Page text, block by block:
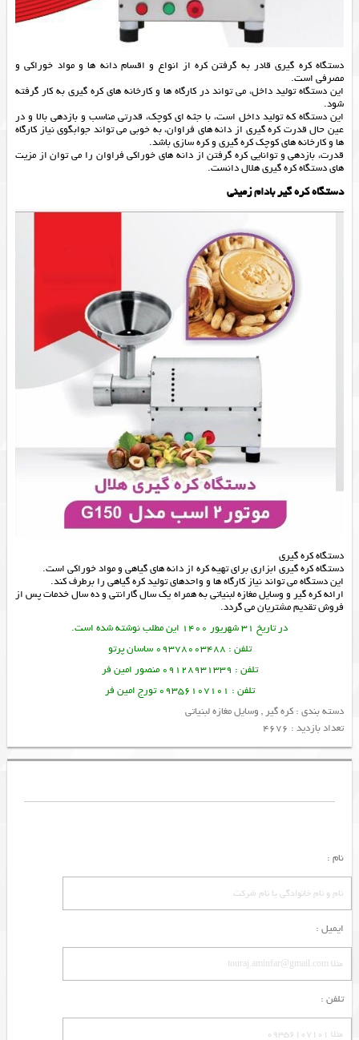
دستگاه کره گیری قادر به گرفتن کره از انواع و اقسام دانه ها و مواد خوراکی و
مصرفی است.
این دستگاه تولید داخل، می تواند در کارگاه ها و کارخانه های کره گیری به کار گرفته
شود.
این دستگاه که تولید داخل است، با جثه ای کوچک، قدرتی مناسب و بازدهی بالا و در
عین حال قدرت کره گیری از دانه های فراوان، به خوبی می تواند جوابگوی نیاز کارگاه
ها و کارخانه های کوچک کره گیری و کره سازی باشد.
قدرت، بازدهی و توانایی کره گرفتن از دانه های خوراکی فراوان را می توان از مزیت
های دستگاه کره گیری هلال دانست.
دستگاه کره گیر بادام زمینی
دستگاه کره گیری
دستگاه کره گیری ابزاری برای تهیه کره از دانه های گیاهی و مواد خوراکی است.
این دستگاه می تواند نیاز کارگاه ها و واحدهای تولید کره گیاهی را برطرف کند.
ارائهکره گیر و وسایل مغازه لبنیاتیبه همراه یک سال گارانتی و ده سال خدمات پس از
فروش تقدیم مشتریان می گردد.
در تاریخ 31 شهریور 1400 این مطلب نوشته شده است.
تلفن : 09378003488 ساسان پرتو
تلفن : 09128931339 منصور امین فر
تلفن : 09356107101 تورج امین فر
دسته بندی : کره گیر, وسایل مغازه لبنیاتی
تعداد بازدید : 4676
نام :
ایمیل :
تلفن :